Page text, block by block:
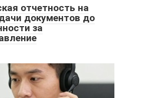
отчетность на
документов до
за